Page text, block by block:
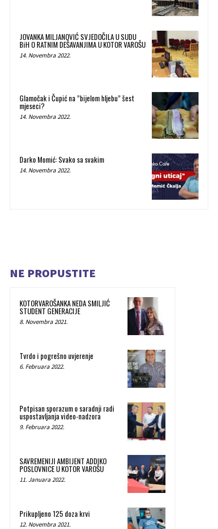
JOVANKA MILJANOVIĆ SVJEDOČILA U SUDU
BiH O RATNIM DEŠAVANJIMA U KOTOR VAROŠU
14. Novembra 2022.
Glamočak i Čupić na ”bijelom hljebu” šest
mjeseci?
14. Novembra 2022.
Darko Momić: Svako sa svakim
14. Novembra 2022.
NE PROPUSTITE
KOTORVAROŠANKA NEDA SMILJIĆ
STUDENT GENERACIJE
8. Novembra 2021.
Tvrdo i pogrešno uvjerenje
6. Februara 2022.
Potpisan sporazum o saradnji radi
uspostavljanja video-nadzora
9. Februara 2022.
SAVREMENIJI AMBIJENT ADDIKO
POSLOVNICE U KOTOR VAROŠU
11. Januara 2022.
Prikupljeno 125 doza krvi
12. Novembra 2021.